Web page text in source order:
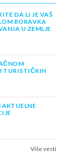
DA LI JE VAŠ
BORAVKA
U ZEMLJE
TURISTIČKIH
AKTUELNE
Više vesti